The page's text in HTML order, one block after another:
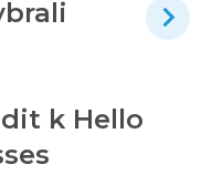
k Hello